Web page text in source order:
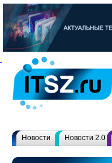
Новости Новости 2.0